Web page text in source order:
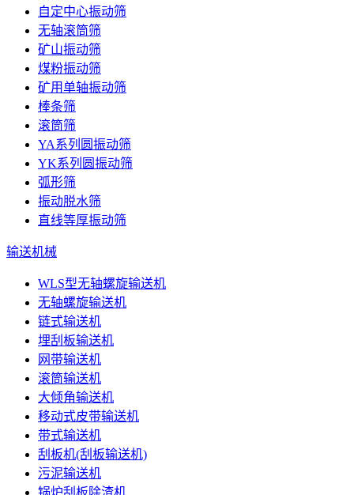
自定中心振动筛
无轴滚筒筛
矿山振动筛
煤粉振动筛
矿用单轴振动筛
棒条筛
滚筒筛
YA系列圆振动筛
YK系列圆振动筛
弧形筛
振动脱水筛
直线等厚振动筛
输送机械
WLS型无轴螺旋输送机
无轴螺旋输送机
链式输送机
埋刮板输送机
网带输送机
滚筒输送机
大倾角输送机
移动式皮带输送机
带式输送机
刮板机(刮板输送机)
污泥输送机
锅炉刮板除渣机